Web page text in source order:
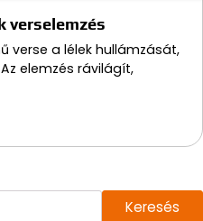
verselemzés
verse a lélek hullámzását,
elemzés rávilágít,
Keresés